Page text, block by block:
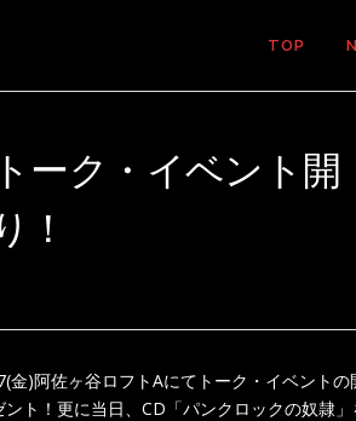
TOP
ーク・イベント開
！
)阿佐ヶ谷ロフトAにてトーク・イベントの
ト！更に当日、CD「パンクロックの奴隷